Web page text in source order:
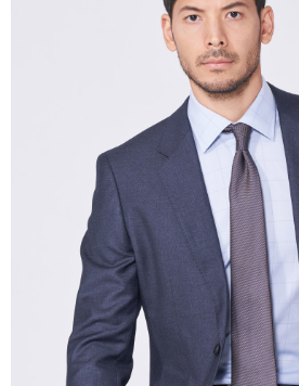
bagaimanapun, bagi mereka yang telah
dan mendaftar sebagai ahli AFTEE boleh
Tempoh pembayaran dikira dari masa kedai
ditambah dengan bilangan hari yang boleh
boleh melanjutkan tempoh pembayaran anda
pesanan. Walau bagaimanapun, tiada
menerima pesanan anda semasa tempoh
prapesanan atau produk yang mungkin
lama untuk dihantar). Oleh itu, anda
kepada AFTEE dalam tempoh sama ada
Kedua, Sekatan Pembayaran
1. Jumlah yang diperakui untuk pengguna
NT$10,000. Amaun diperakui sebenar yang
keputusan pensijilan dan semakan oleh
2. Amaun perbelanjaan minimum mestilah
3. Pada masa ini hanya tersedia untuk ahli